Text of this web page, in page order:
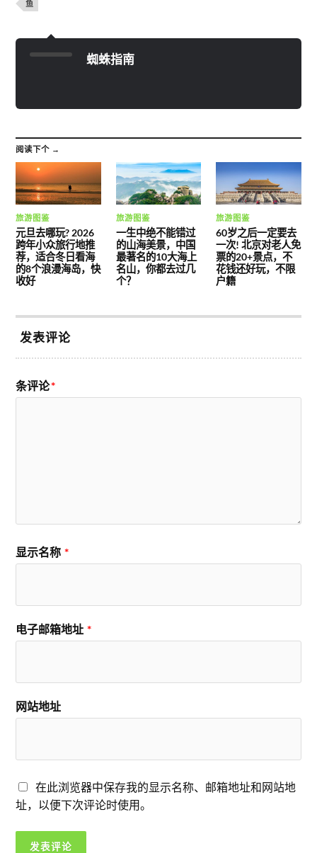
鱼
蜘蛛指南
阅读下个 →
旅游图鉴
元旦去哪玩? 2026
跨年小众旅行地推
荐，适合冬日看海
的8个浪漫海岛，快
收好
旅游图鉴
一生中绝不能错过
的山海美景，中国
最著名的10大海上
名山，你都去过几
个？
旅游图鉴
60岁之后一定要去
一次! 北京对老人免
票的20+景点，不
花钱还好玩，不限
户籍
发表评论
条评论*
显示名称 *
电子邮箱地址 *
网站地址
在此浏览器中保存我的显示名称、邮箱地址和网站地
址，以便下次评论时使用。